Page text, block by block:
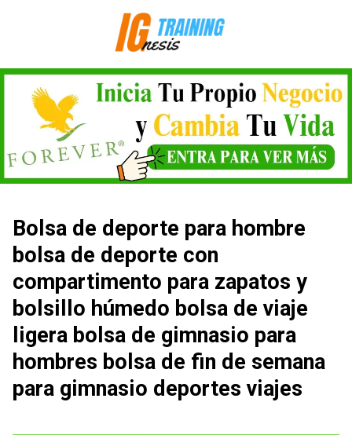
Bolsa de deporte para hombre
bolsa de deporte con
compartimento para zapatos y
bolsillo húmedo bolsa de viaje
ligera bolsa de gimnasio para
hombres bolsa de fin de semana
para gimnasio deportes viajes